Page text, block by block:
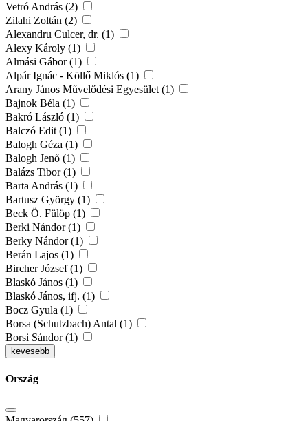
Vetró András (2)
Zilahi Zoltán (2)
Alexandru Culcer, dr. (1)
Alexy Károly (1)
Almási Gábor (1)
Alpár Ignác - Köllő Miklós (1)
Arany János Művelődési Egyesület (1)
Bajnok Béla (1)
Bakró László (1)
Balczó Edit (1)
Balogh Géza (1)
Balogh Jenő (1)
Balázs Tibor (1)
Barta András (1)
Bartusz György (1)
Beck Ö. Fülöp (1)
Berki Nándor (1)
Berky Nándor (1)
Berán Lajos (1)
Bircher József (1)
Blaskó János (1)
Blaskó János, ifj. (1)
Bocz Gyula (1)
Borsa (Schutzbach) Antal (1)
Borsi Sándor (1)
kevesebb
Ország